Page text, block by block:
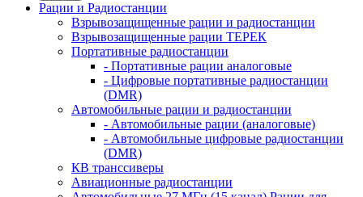
Рации и Радиостанции
Взрывозащищенные рации и радиостанции
Взрывозащищенные рации ТЕРЕК
Портативные радиостанции
- Портативные рации аналоговые
- Цифровые портативные радиостанции
(DMR)
Автомобильные рации и радиостанции
- Автомобильные рации (аналоговые)
- Автомобильные цифровые радиостанции
(DMR)
КВ транссиверы
Авиационные радиостанции